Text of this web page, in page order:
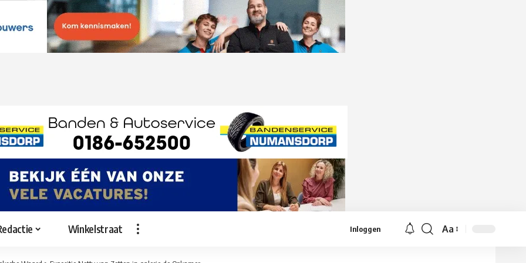
Winkelstraat Inloggen
Lettergrootte
Aa